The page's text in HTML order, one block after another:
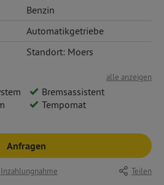
Benzin
Automatikgetriebe
Standort: Moers
alle anzeigen
Bremsassistent
Tempomat
Anfragen
Inzahlungnahme Teilen